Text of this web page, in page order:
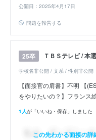
公開日：2025年4月17日
問題を報告する
25卒 ＴＢＳテレビ / 本
学校名非公開 / 文系 / 性別非公開
【面接官の肩書】不明 【
をやりたいの？】フランス
1人が「いいね・保存」しました
この先わかる面接の詳